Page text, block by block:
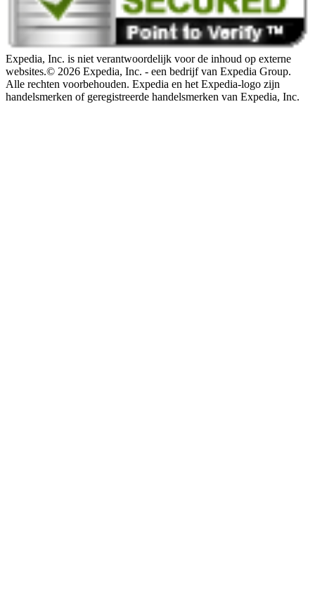
Expedia, Inc. is niet verantwoordelijk voor de inhoud op externe
websites.© 2026 Expedia, Inc. - een bedrijf van Expedia Group.
Alle rechten voorbehouden. Expedia en het Expedia-logo zijn
handelsmerken of geregistreerde handelsmerken van Expedia, Inc.